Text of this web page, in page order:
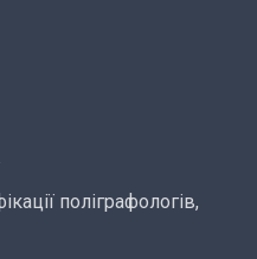
поліграфологів,